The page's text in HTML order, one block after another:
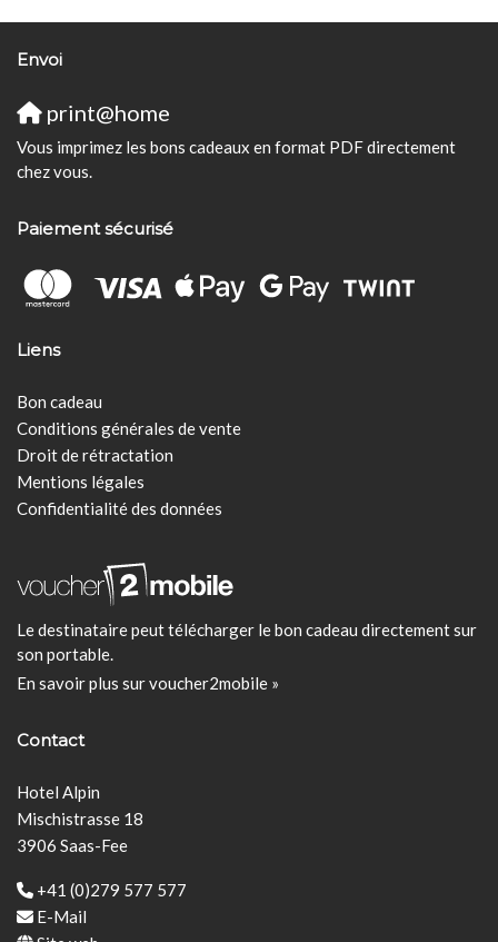
Envoi
print@home
Vous imprimez les bons cadeaux en format PDF directement
chez vous.
Paiement sécurisé
Liens
Bon cadeau
Conditions générales de vente
Droit de rétractation
Mentions légales
Confidentialité des données
Le destinataire peut télécharger le bon cadeau directement sur
son portable.
En savoir plus sur voucher2mobile »
Contact
Hotel Alpin
Mischistrasse 18
3906 Saas-Fee
+41 (0)279 577 577
E-Mail